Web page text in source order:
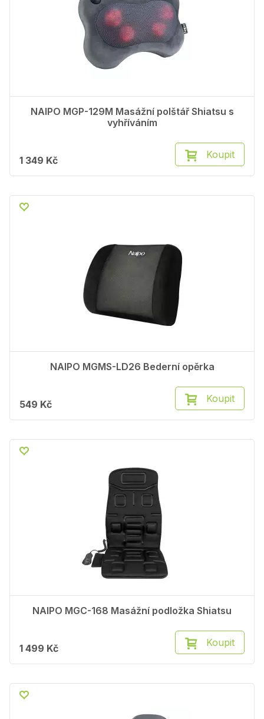
NAIPO MGP-129M Masážní polštář Shiatsu s
vyhříváním
1 349 Kč Koupit
NAIPO MGMS-LD26 Bederní opěrka
549 Kč Koupit
NAIPO MGC-168 Masážní podložka Shiatsu
1 499 Kč Koupit